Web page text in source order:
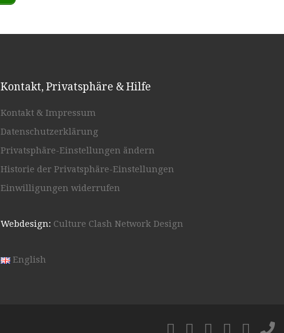
Kontakt, Privatsphäre & Hilfe
Kontakt & Impressum
Datenschutzerklärung
Privatsphäre-Einstellungen ändern
Historie der Privatsphäre-Einstellungen
Einwilligungen widerrufen
Webdesign: Culture Clash Network Design
English